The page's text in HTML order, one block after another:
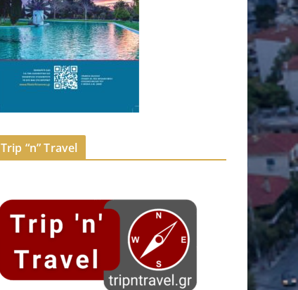
Trip “n” Travel